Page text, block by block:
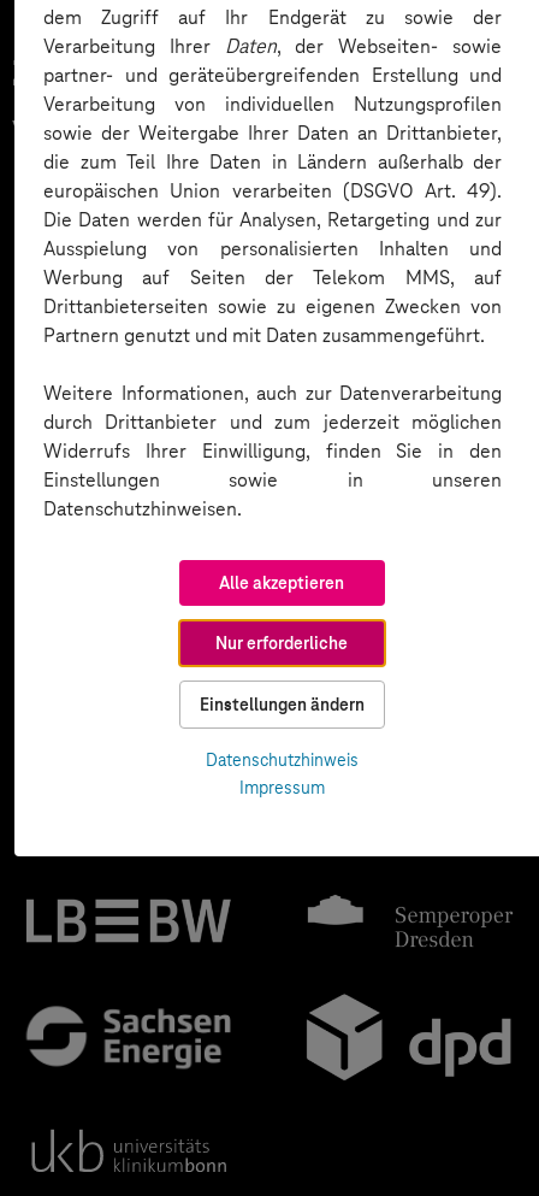
dem Zugriff auf Ihr Endgerät zu sowie der
Verarbeitung Ihrer Daten, der Webseiten- sowie
partner- und geräteübergreifenden Erstellung und
Verarbeitung von individuellen Nutzungsprofilen
sowie der Weitergabe Ihrer Daten an Drittanbieter,
die zum Teil Ihre Daten in Ländern außerhalb der
europäischen Union verarbeiten (DSGVO Art. 49).
Die Daten werden für Analysen, Retargeting und zur
Ausspielung von personalisierten Inhalten und
Werbung auf Seiten der Telekom MMS, auf
Drittanbieterseiten sowie zu eigenen Zwecken von
Partnern genutzt und mit Daten zusammengeführt.
Weitere Informationen, auch zur Datenverarbeitung
durch Drittanbieter und zum jederzeit möglichen
Widerrufs Ihrer Einwilligung, finden Sie in den
Einstellungen sowie in unseren
Datenschutzhinweisen.
Alle akzeptieren
Nur erforderliche
Einstellungen ändern
Datenschutzhinweis
Impressum
Zahlreiche Unternehmen
vertrauen auf unsere
Expertise. Hier eine Auswahl: